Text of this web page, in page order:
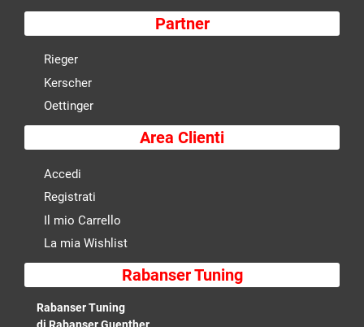
Partner
Rieger
Kerscher
Oettinger
Area Clienti
Accedi
Registrati
Il mio Carrello
La mia Wishlist
Rabanser Tuning
Rabanser Tuning